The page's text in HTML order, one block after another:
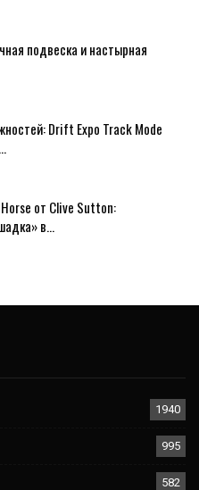
подвеска и настырная
Drift Expo Track Mode
от Clive Sutton:
в…
1940
995
582